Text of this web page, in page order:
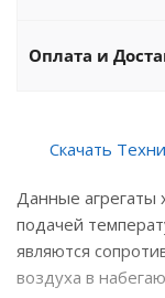
Оплата и
Скачать
Данные агрегаты
подачей
являются
воздуха в